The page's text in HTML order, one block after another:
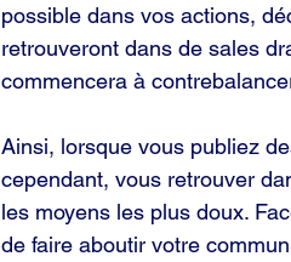
possible dans vos actions,
retrouveront dans de sales
commencera à
Ainsi, lorsque vous publiez
cependant, vous retrouver
les moyens les plus doux.
de faire aboutir votre